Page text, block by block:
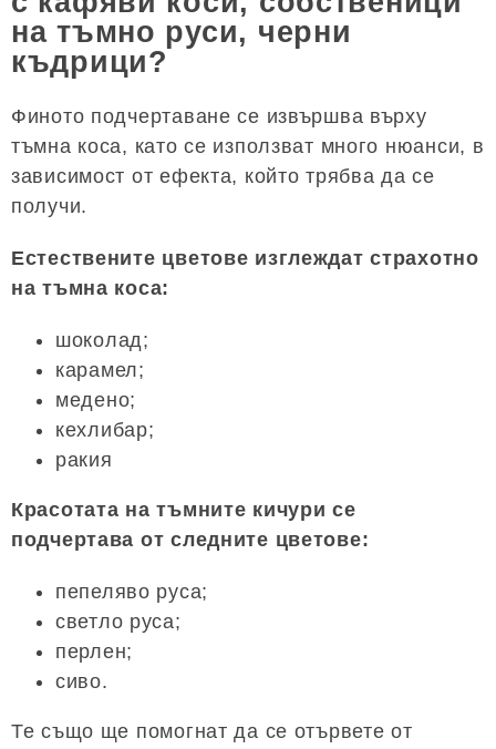
на тъмно руси, черни
къдрици?
Финото подчертаване се извършва върху
тъмна коса, като се използват много нюанси, в
зависимост от ефекта, който трябва да се
получи.
Естествените цветове изглеждат страхотно
на тъмна коса:
шоколад;
карамел;
медено;
кехлибар;
ракия
Красотата на тъмните кичури се
подчертава от следните цветове:
пепеляво руса;
светло руса;
перлен;
сиво.
Те също ще помогнат да се отървете от